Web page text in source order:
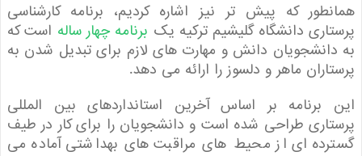
که پیش تر نیز اشاره کردیم، برنامه کارشناسی
دانشگاه گلیشیم ترکیه یک برنامه چهار ساله است که
دانش و مهارت های لازم برای تبدیل شدن به
ماهر و دلسوز را ارائه می دهد.
برنامه بر اساس آخرین استانداردهای بین المللی
طراحی شده است و دانشجویان را برای کار در طیف
ای از محیط های مراقبت های بهداشتی آماده می